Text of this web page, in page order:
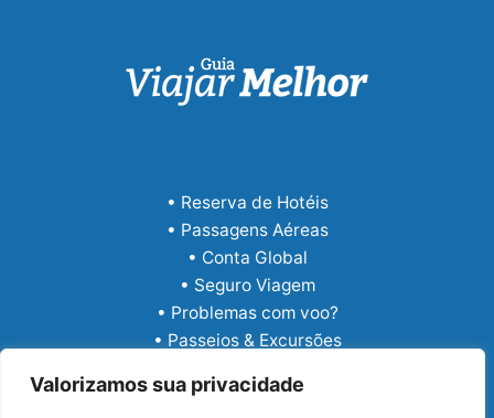
Valorizamos sua privacidade
• Reserva de Hotéis
• Passagens Aéreas
• Conta Global
• Seguro Viagem
• Problemas com voo?
• Passeios & Excursões